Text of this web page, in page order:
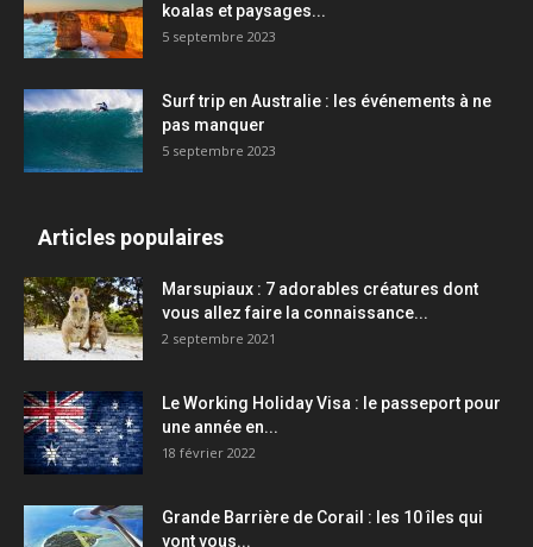
koalas et paysages...
5 septembre 2023
Surf trip en Australie : les événements à ne
pas manquer
5 septembre 2023
Articles populaires
Marsupiaux : 7 adorables créatures dont
vous allez faire la connaissance...
2 septembre 2021
Le Working Holiday Visa : le passeport pour
une année en...
18 février 2022
Grande Barrière de Corail : les 10 îles qui
vont vous...